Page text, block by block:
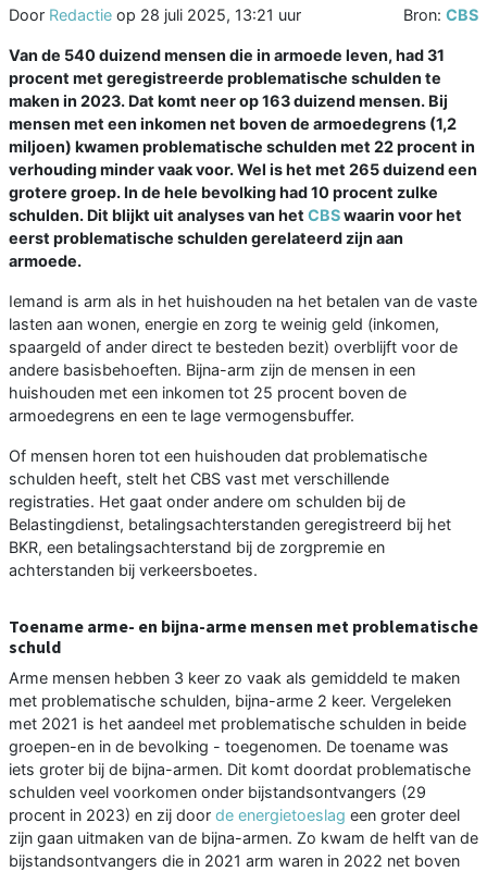
Door Redactie op 28 juli 2025, 13:21 uur Bron: CBS
Van de 540 duizend mensen die in armoede leven, had 31
procent met geregistreerde problematische schulden te
maken in 2023. Dat komt neer op 163 duizend mensen. Bij
mensen met een inkomen net boven de armoedegrens (1,2
miljoen) kwamen problematische schulden met 22 procent in
verhouding minder vaak voor. Wel is het met 265 duizend een
grotere groep. In de hele bevolking had 10 procent zulke
schulden. Dit blijkt uit analyses van het CBSwaarin voor het
eerst problematische schulden gerelateerd zijn aan
armoede.
Iemand is arm als in het huishouden na het betalen van de vaste
lasten aan wonen, energie en zorg te weinig geld (inkomen,
spaargeld of ander direct te besteden bezit) overblijft voor de
andere basisbehoeften. Bijna-arm zijn de mensen in een
huishouden met een inkomen tot 25 procent boven de
armoedegrens en een te lage vermogensbuffer.
Of mensen horen tot een huishouden dat problematische
schulden heeft, stelt het CBS vast met verschillende
registraties. Het gaat onder andere om schulden bij de
Belastingdienst, betalingsachterstanden geregistreerd bij het
BKR, een betalingsachterstand bij de zorgpremie en
achterstanden bij verkeersboetes.
Toename arme- en bijna-arme mensen met problematische
schuld
Arme mensen hebben 3 keer zo vaak als gemiddeld te maken
met problematische schulden, bijna-arme 2 keer. Vergeleken
met 2021 is het aandeel met problematische schulden in beide
groepen-en in de bevolking - toegenomen. De toename was
iets groter bij de bijna-armen. Dit komt doordat problematische
schulden veel voorkomen onder bijstandsontvangers (29
procent in 2023) en zij door de energietoeslag een groter deel
zijn gaan uitmaken van de bijna-armen. Zo kwam de helft van de
bijstandsontvangers die in 2021 arm waren in 2022 net boven